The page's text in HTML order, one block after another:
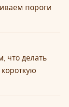
пороги
что делать